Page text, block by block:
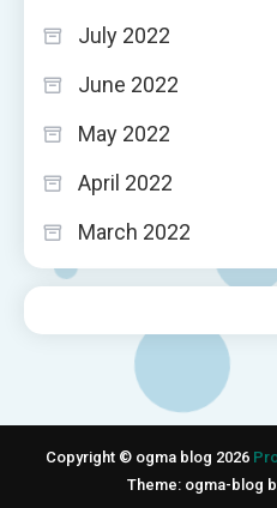
July 2022
June 2022
May 2022
April 2022
March 2022
Copyright © ogma blog 2026
Theme: ogma-blog